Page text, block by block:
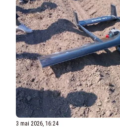
3 mai 2026, 16:24